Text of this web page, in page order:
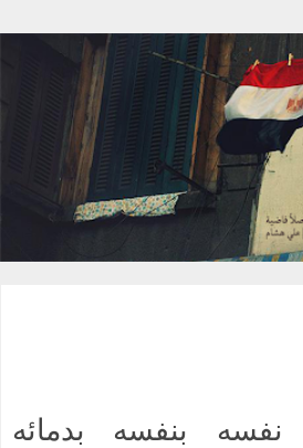
بنفسه بدمائه